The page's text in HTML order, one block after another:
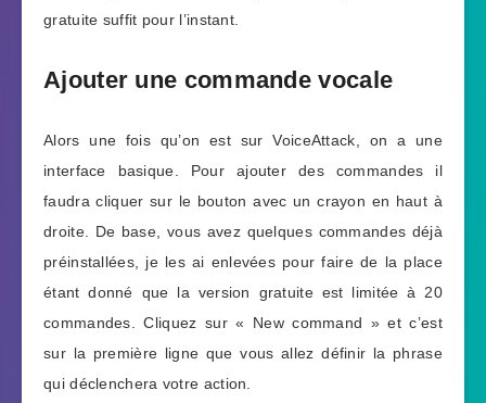
gratuite suffit pour l’instant.
Ajouter une commande vocale
Alors une fois qu’on est sur VoiceAttack, on a une
interface basique. Pour ajouter des commandes il
faudra cliquer sur le bouton avec un crayon en haut à
droite. De base, vous avez quelques commandes déjà
préinstallées, je les ai enlevées pour faire de la place
étant donné que la version gratuite est limitée à 20
commandes. Cliquez sur « New command » et c’est
sur la première ligne que vous allez définir la phrase
qui déclenchera votre action.